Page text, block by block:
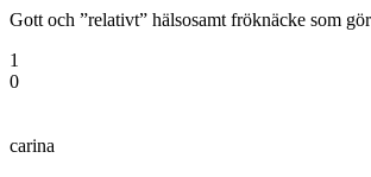
Gott och ”relativt” hälsosamt fröknäcke som
1
0
carina